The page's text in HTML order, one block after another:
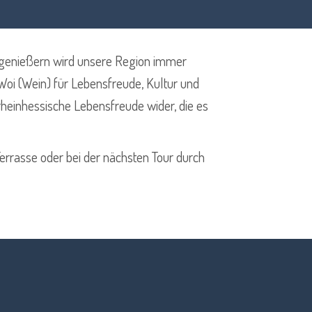
wird unsere Region immer
(Wein) für Lebensfreude, Kultur und
Lebensfreude wider, die es
oder bei der nächsten Tour durch